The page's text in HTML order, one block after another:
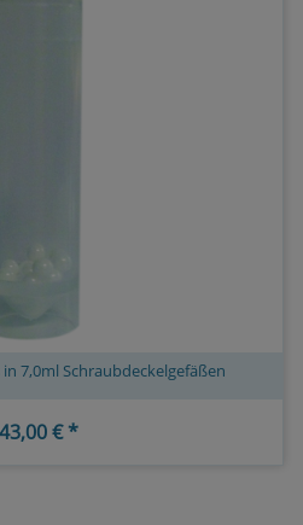
7,0ml Schraubdeckelgefäßen
€ *